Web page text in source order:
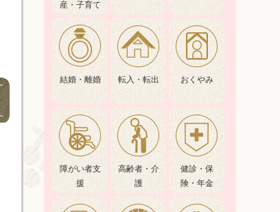
産・子育て
結婚・離婚 転入・転出 おくやみ
障がい者支
援
高齢者・介
護
健診・保
険・年金